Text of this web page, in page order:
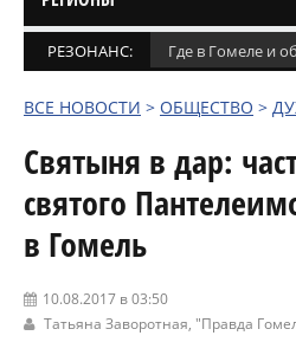
РЕЗОНАНС: Где в Гомеле и
ВСЕ НОВОСТИ > ОБЩЕСТВО >
Святыня в дар:
святого
в Гомель
10.08.2017 в 03:50
Татьяна Заворотная, "Правда